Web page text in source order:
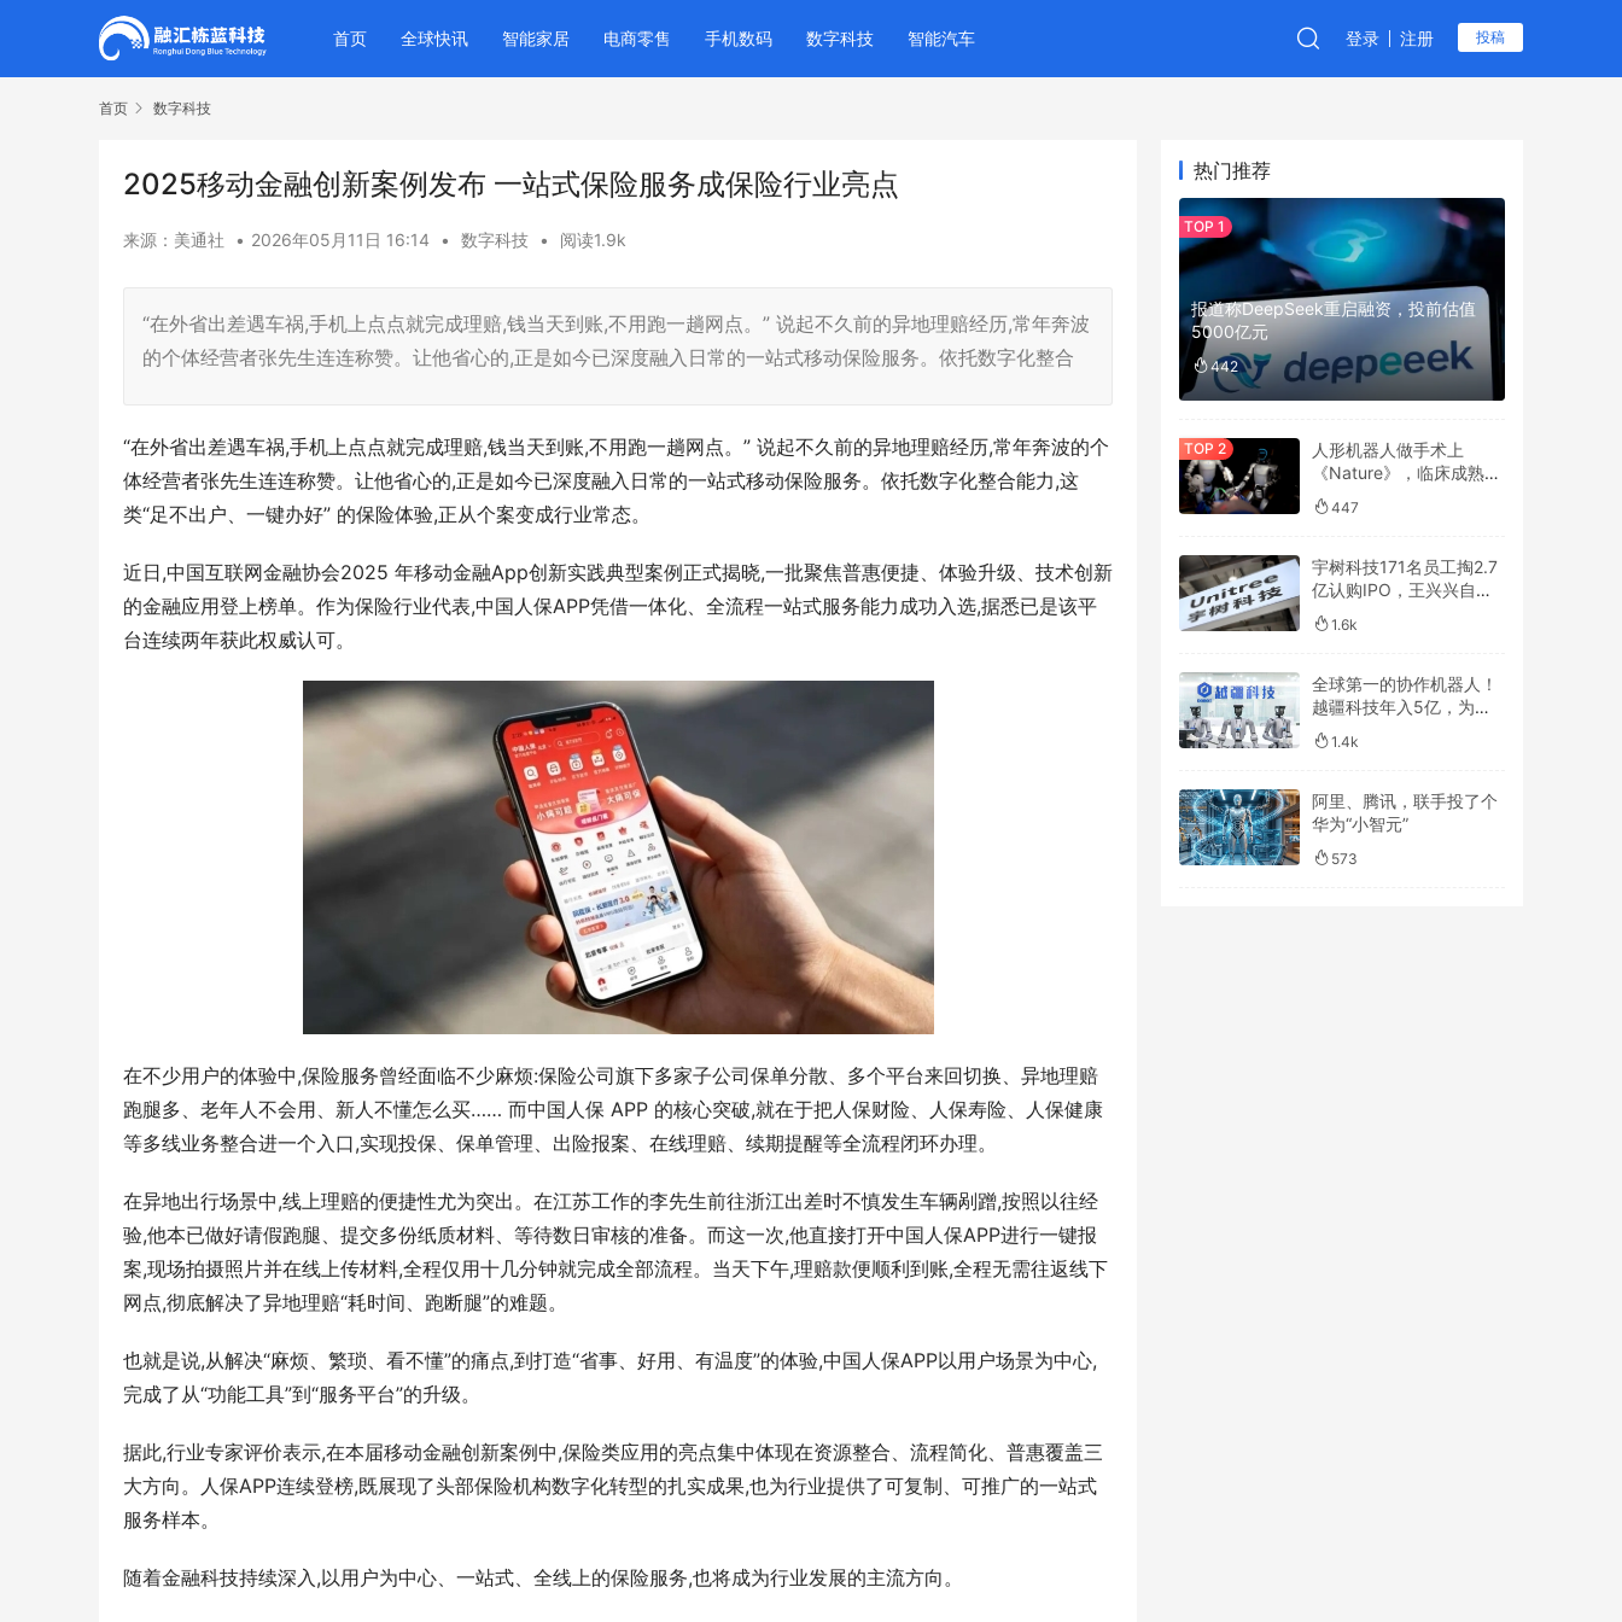
首页 全球快讯 智能家居 电商零售 手机数码 数字科技 智能汽车 登录 注册 投稿
首页 数字科技
2025移动金融创新案例发布 一站式保险服务成保险行业亮点
来源：美通社 • 2026年05月11日 16:14 • 数字科技 • 阅读1.9k
“在外省出差遇车祸,手机上点点就完成理赔,钱当天到账,不用跑一趟网点。” 说起不久前的异地理赔经历,常年奔波
的个体经营者张先生连连称赞。让他省心的,正是如今已深度融入日常的一站式移动保险服务。依托数字化整合
“在外省出差遇车祸,手机上点点就完成理赔,钱当天到账,不用跑一趟网点。” 说起不久前的异地理赔经历,常年奔波的个
体经营者张先生连连称赞。让他省心的,正是如今已深度融入日常的一站式移动保险服务。依托数字化整合能力,这
类“足不出户、一键办好” 的保险体验,正从个案变成行业常态。
近日,中国互联网金融协会2025 年移动金融App创新实践典型案例正式揭晓,一批聚焦普惠便捷、体验升级、技术创新
的金融应用登上榜单。作为保险行业代表,中国人保APP凭借一体化、全流程一站式服务能力成功入选,据悉已是该平
台连续两年获此权威认可。
在不少用户的体验中,保险服务曾经面临不少麻烦:保险公司旗下多家子公司保单分散、多个平台来回切换、异地理赔
跑腿多、老年人不会用、新人不懂怎么买…… 而中国人保 APP 的核心突破,就在于把人保财险、人保寿险、人保健康
等多线业务整合进一个入口,实现投保、保单管理、出险报案、在线理赔、续期提醒等全流程闭环办理。
在异地出行场景中,线上理赔的便捷性尤为突出。在江苏工作的李先生前往浙江出差时不慎发生车辆剐蹭,按照以往经
验,他本已做好请假跑腿、提交多份纸质材料、等待数日审核的准备。而这一次,他直接打开中国人保APP进行一键报
案,现场拍摄照片并在线上传材料,全程仅用十几分钟就完成全部流程。当天下午,理赔款便顺利到账,全程无需往返线下
网点,彻底解决了异地理赔“耗时间、跑断腿”的难题。
也就是说,从解决“麻烦、繁琐、看不懂”的痛点,到打造“省事、好用、有温度”的体验,中国人保APP以用户场景为中心,
完成了从“功能工具”到“服务平台”的升级。
据此,行业专家评价表示,在本届移动金融创新案例中,保险类应用的亮点集中体现在资源整合、流程简化、普惠覆盖三
大方向。人保APP连续登榜,既展现了头部保险机构数字化转型的扎实成果,也为行业提供了可复制、可推广的一站式
服务样本。
随着金融科技持续深入,以用户为中心、一站式、全线上的保险服务,也将成为行业发展的主流方向。
热门推荐
报道称DeepSeek重启融资，投前估值
5000亿元
442
人形机器人做手术上
《Nature》，临床成熟度
拿了2.5分
447
宇树科技171名员工掏2.7
亿认购IPO，王兴兴自掏
1500万！
1.6k
全球第一的协作机器人！
越疆科技年入5亿，为什
么还在亏钱？
1.4k
阿里、腾讯，联手投了个
华为“小智元”
573